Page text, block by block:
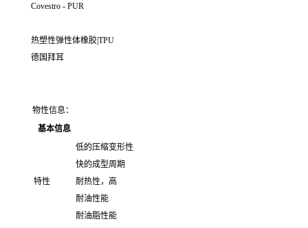
Covestro - PUR
热塑性弹性体橡胶|TPU
德国拜耳
物性信息：
基本信息
特性
低的压缩变形性
快的成型周期
耐热性，高
耐油性能
耐油脂性能